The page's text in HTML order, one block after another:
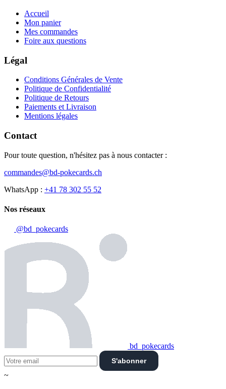
Accueil
Mon panier
Mes commandes
Foire aux questions
Légal
Conditions Générales de Vente
Politique de Confidentialité
Politique de Retours
Paiements et Livraison
Mentions légales
Contact
Pour toute question, n'hésitez pas à nous contacter :
commandes@bd-pokecards.ch
WhatsApp : +41 78 302 55 52
Nos réseaux
@bd_pokecards
bd_pokecards
S'abonner
~